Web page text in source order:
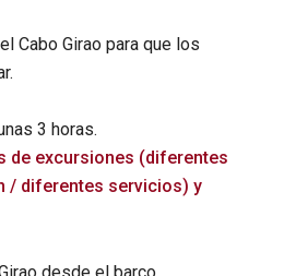
Cabo Girao para que los
3 horas.
de excursiones (diferentes
/ diferentes servicios) y